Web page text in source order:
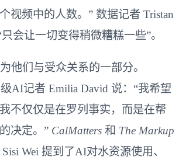
视频中的人数。” 数据记者 Tristan
会让一切变得稍微糟糕一些”。
他们与受众关系的一部分。
AI记者 Emilia David 说：“我希望
不仅仅是在罗列事实，而是在帮
决定。” CalMatters 和 The Markup
Wei 提到了AI对水资源使用、